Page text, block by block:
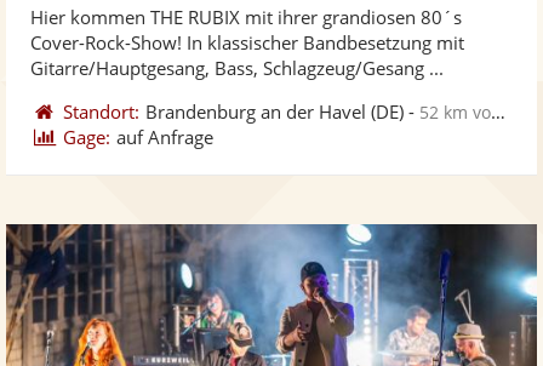
Hier kommen THE RUBIX mit ihrer grandiosen 80´s
Cover-Rock-Show! In klassischer Bandbesetzung mit
Gitarre/Hauptgesang, Bass, Schlagzeug/Gesang ...
Standort: Brandenburg an der Havel (DE) - 52 km von Stendal
Gage: auf Anfrage